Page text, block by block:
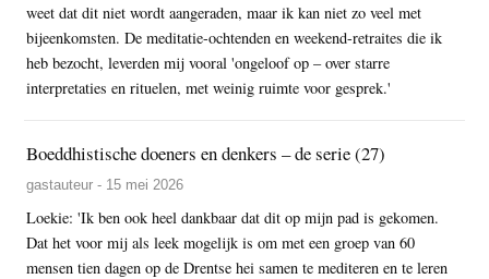
weet dat dit niet wordt aangeraden, maar ik kan niet zo veel met
bijeenkomsten. De meditatie-ochtenden en weekend-retraites die ik
heb bezocht, leverden mij vooral 'ongeloof op – over starre
interpretaties en rituelen, met weinig ruimte voor gesprek.'
Boeddhistische doeners en denkers – de serie (27)
gastauteur - 15 mei 2026
Loekie: 'Ik ben ook heel dankbaar dat dit op mijn pad is gekomen.
Dat het voor mij als leek mogelijk is om met een groep van 60
mensen tien dagen op de Drentse hei samen te mediteren en te leren